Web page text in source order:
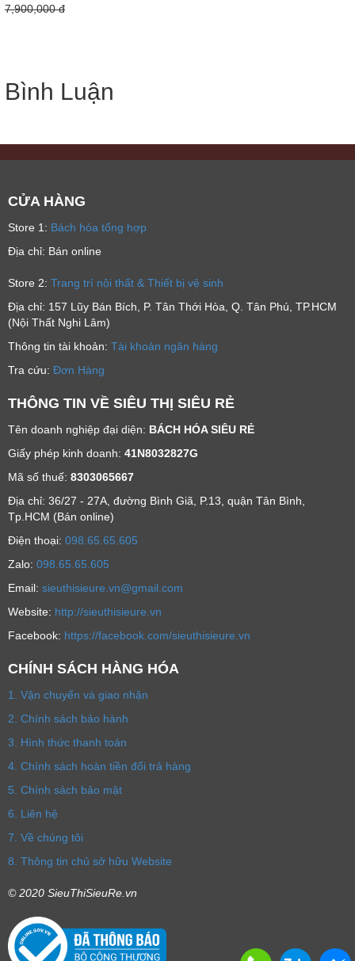
7,900,000 đ
Bình Luận
CỬA HÀNG
Store 1: Bách hóa tổng hợp
Địa chỉ: Bán online
Store 2: Trang trí nội thất & Thiết bị vệ sinh
Địa chỉ: 157 Lũy Bán Bích, P. Tân Thới Hòa, Q. Tân Phú, TP.HCM
(Nội Thất Nghi Lâm)
Thông tin tài khoản: Tài khoản ngân hàng
Tra cứu: Đơn Hàng
THÔNG TIN VỀ SIÊU THỊ SIÊU RẺ
Tên doanh nghiệp đại diện: BÁCH HÓA SIÊU RẺ
Giấy phép kinh doanh: 41N8032827G
Mã số thuế: 8303065667
Địa chỉ: 36/27 - 27A, đường Bình Giã, P.13, quận Tân Bình,
Tp.HCM (Bán online)
Ðiện thoại: 098.65.65.605
Zalo: 098.65.65.605
Email: sieuthisieure.vn@gmail.com
Website: http://sieuthisieure.vn
Facebook: https://facebook.com/sieuthisieure.vn
CHÍNH SÁCH HÀNG HÓA
1. Vận chuyển và giao nhận
2. Chính sách bảo hành
3. Hình thức thanh toán
4. Chính sách hoàn tiền đổi trả hàng
5. Chính sách bảo mật
6. Liên hệ
7. Về chúng tôi
8. Thông tin chủ sở hữu Website
© 2020 SieuThiSieuRe.vn